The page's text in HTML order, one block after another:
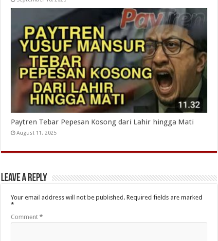
Paytren Tebar Pepesan Kosong dari Lahir hingga Mati
August 11, 2025
Leave a Reply
Your email address will not be published. Required fields are marked
*
Comment*